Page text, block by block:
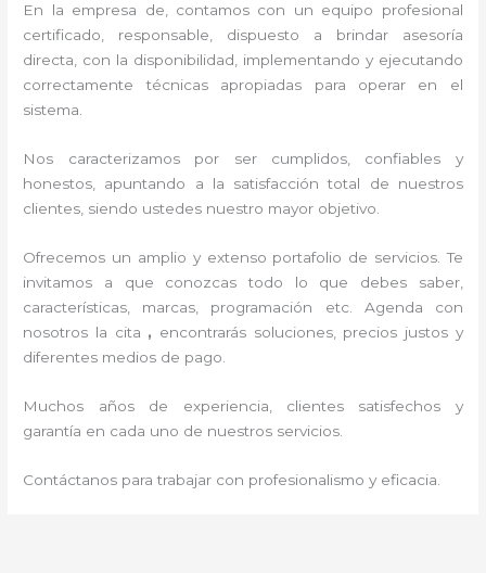
En la empresa de , contamos con un equipo profesional
certificado, responsable, dispuesto a brindar asesoría
directa, con la disponibilidad, implementando y ejecutando
correctamente técnicas apropiadas para operar en el
sistema.
Nos caracterizamos por ser cumplidos, confiables y
honestos, apuntando a la satisfacción total de nuestros
clientes, siendo ustedes nuestro mayor objetivo.
Ofrecemos un amplio y extenso portafolio de servicios. Te
invitamos a que conozcas todo lo que debes saber,
características, marcas, programación etc. Agenda con
nosotros la cita , encontrarás soluciones, precios justos y
diferentes medios de pago.
Muchos años de experiencia, clientes satisfechos y
garantía en cada uno de nuestros servicios.
Contáctanos para trabajar con profesionalismo y eficacia.